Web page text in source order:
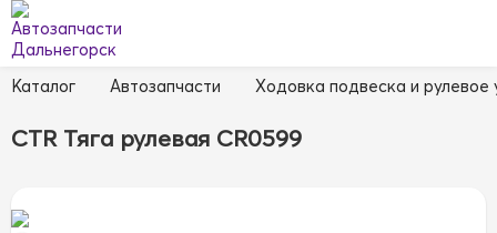
Каталог Автозапчасти Ходовка подвеска и рулевое
CTR Тяга рулевая CR0599